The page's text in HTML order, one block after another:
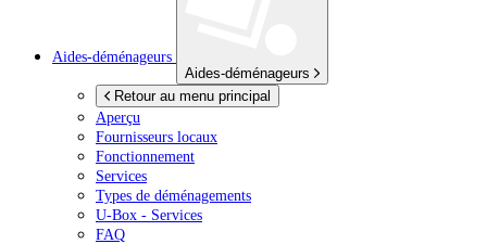
Aides-déménageurs
Aides-déménageurs
Retour au menu principal
Aperçu
Fournisseurs locaux
Fonctionnement
Services
Types de déménagements
U-Box - Services
FAQ